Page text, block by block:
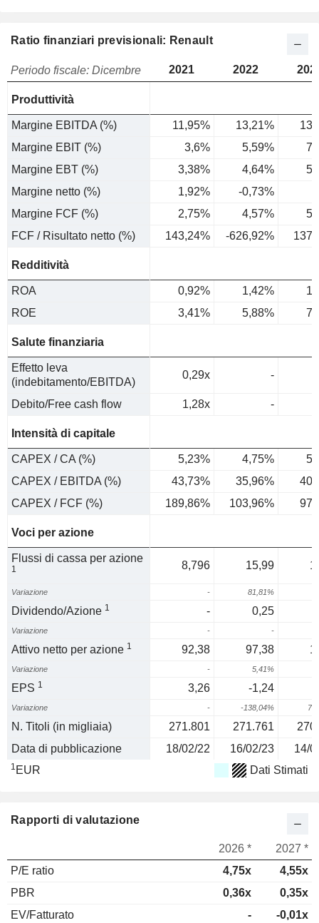
Ratio finanziari previsionali: Renault
Periodo fiscale: Dicembre 2021 2022
Produttività
Margine EBITDA (%) 11,95% 13,21%
Margine EBIT (%)
3,6% 5,59%
Margine EBT (%)
3,38% 4,64%
Margine netto (%)
1,92% -0,73%
Margine FCF (%)
2,75% 4,57%
FCF / Risultato netto (%)
143,24% -626,92%
Redditività
ROA 0,92% 1,42%
ROE
3,41% 5,88%
Salute finanziaria
Effetto leva
(indebitamento/EBITDA)
0,29x -
Debito/Free cash flow 1,28x -
Intensità di capitale
CAPEX / CA (%) 5,23% 4,75%
CAPEX / EBITDA (%)
43,73% 35,96%
CAPEX / FCF (%)
189,86% 103,96%
Voci per azione
Flussi di cassa per azione
1 8,796 15,99
Variazione - 81,81%
Dividendo/Azione 1 - 0,25
Variazione - -
Attivo netto per azione 1 92,38 97,38
Variazione - 5,41%
EPS 1 3,26 -1,24
Variazione - -138,04%
N. Titoli (in migliaia) 271.801 271.761
Data di pubblicazione
18/02/22 16/02/23 14/
1 EUR Dati Stimati
Rapporti di valutazione
2026 *
2027 *
P/E ratio
4,75x
4,55x
PBR
0,36x
0,35x
EV/Fatturato
- -0,01x